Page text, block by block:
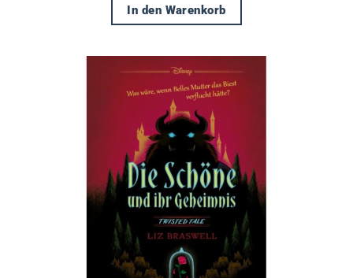
In den Warenkorb